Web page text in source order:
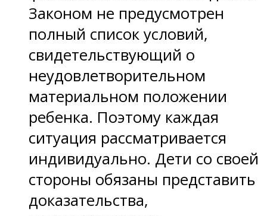
Законом не предусмотрен
полный список условий,
свидетельствующий о
неудовлетворительном
материальном положении
ребенка. Поэтому каждая
ситуация рассматривается
индивидуально. Дети со своей
стороны обязаны представить
доказательства,